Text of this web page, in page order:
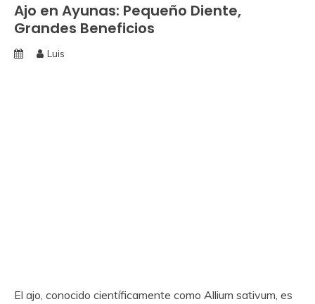
Ajo en Ayunas: Pequeño Diente,
Grandes Beneficios
Luis
El ajo, conocido científicamente como Allium sativum, es